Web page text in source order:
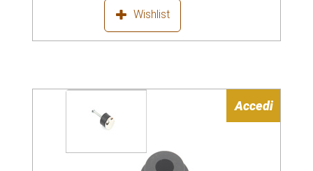
Wishlist
Accedi